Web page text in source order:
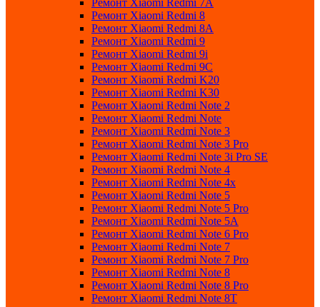
Ремонт Xiaomi Redmi 7A
Ремонт Xiaomi Redmi 8
Ремонт Xiaomi Redmi 8A
Ремонт Xiaomi Redmi 9
Ремонт Xiaomi Redmi 9i
Ремонт Xiaomi Redmi 9C
Ремонт Xiaomi Redmi K20
Ремонт Xiaomi Redmi K30
Ремонт Xiaomi Redmi Note 2
Ремонт Xiaomi Redmi Note
Ремонт Xiaomi Redmi Note 3
Ремонт Xiaomi Redmi Note 3 Pro
Ремонт Xiaomi Redmi Note 3i Pro SE
Ремонт Xiaomi Redmi Note 4
Ремонт Xiaomi Redmi Note 4x
Ремонт Xiaomi Redmi Note 5
Ремонт Xiaomi Redmi Note 5 Pro
Ремонт Xiaomi Redmi Note 5A
Ремонт Xiaomi Redmi Note 6 Pro
Ремонт Xiaomi Redmi Note 7
Ремонт Xiaomi Redmi Note 7 Pro
Ремонт Xiaomi Redmi Note 8
Ремонт Xiaomi Redmi Note 8 Pro
Ремонт Xiaomi Redmi Note 8T